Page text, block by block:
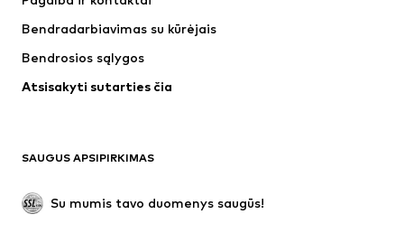
Apatiniai
Paltai
Proginiai
Išskirtiniai
Bendradarbiavimas su kūrėjais
Bendrosios sąlygos
Atsisakyti sutarties čia
SAUGUS APSIPIRKIMAS
Su mumis tavo duomenys saugūs!